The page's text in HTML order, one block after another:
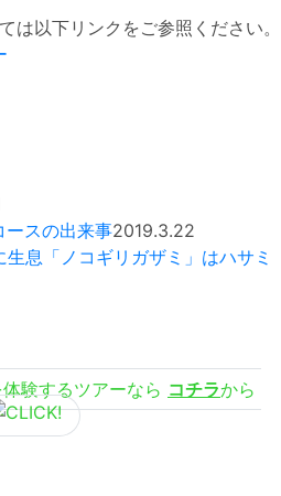
は以下リンクをご参照ください。
ースの出来事2019.3.22
息「ノコギリガザミ」はハサミ
験するツアーなら コチラ